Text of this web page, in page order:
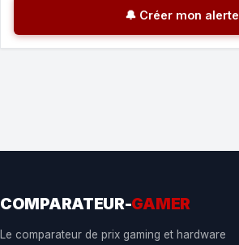
🔔 Créer mon alerte
COMPARATEUR-GAMER
Le comparateur de prix gaming et hardware